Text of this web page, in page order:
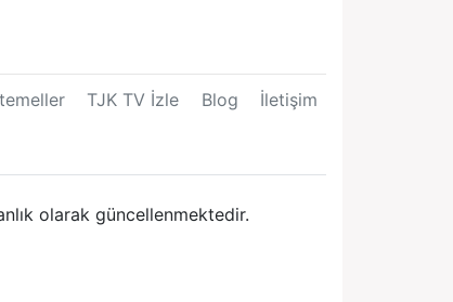
TJK TV İzle Blog İletişim
olarak güncellenmektedir.